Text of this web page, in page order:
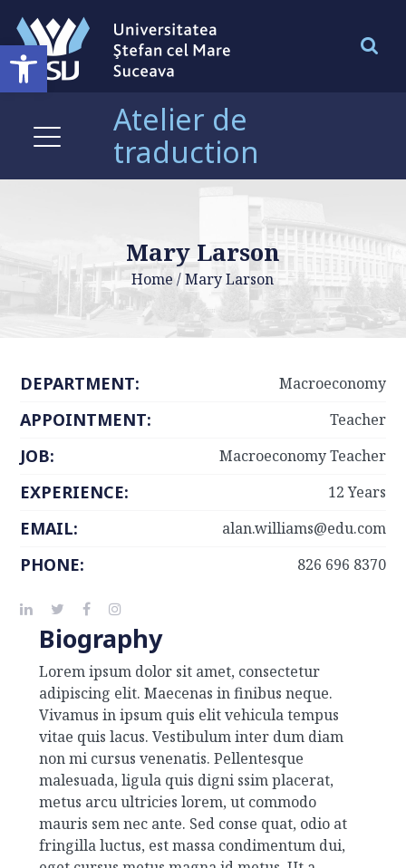
Ouvrir la barre d’outils
Atelier de
traduction
Mary Larson
Home/Mary Larson
DEPARTMENT: Macroeconomy
APPOINTMENT: Teacher
JOB: Macroeconomy Teacher
EXPERIENCE: 12 Years
EMAIL: alan.williams@edu.com
PHONE: 826 696 8370
Biography
Lorem ipsum dolor sit amet, consectetur
adipiscing elit. Maecenas in finibus neque.
Vivamus in ipsum quis elit vehicula tempus
vitae quis lacus. Vestibulum inter dum diam
non mi cursus venenatis. Pellentesque
malesuada, ligula quis digni ssim placerat,
metus arcu ultricies lorem, ut commodo
mauris sem nec ante. Sed conse quat, odio at
fringilla luctus, est massa condimentum dui,